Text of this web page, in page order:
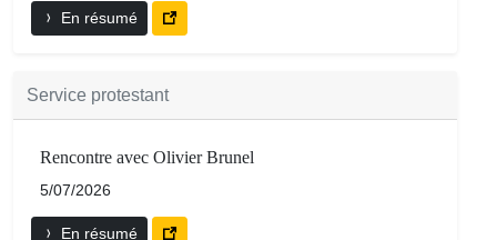
En résumé
Service protestant
Rencontre avec Olivier Brunel
5/07/2026
En résumé